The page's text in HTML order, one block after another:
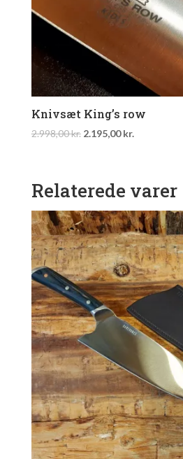
Knivsæt King’s row
2.998,00kr. Original
2.998,00 kr..
2.195,00kr.
Relaterede varer